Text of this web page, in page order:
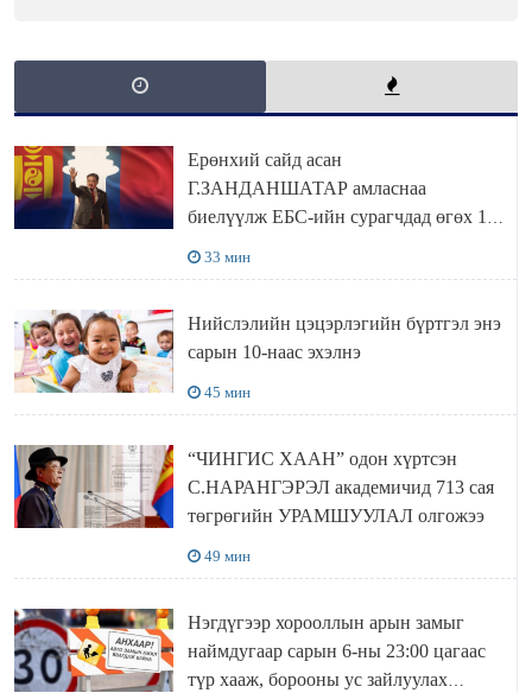
Ерөнхий сайд асан
Г.ЗАНДАНШАТАР амласнаа
биелүүлж ЕБС-ийн сурагчдад өгөх 10.
33 мин
Нийслэлийн цэцэрлэгийн бүртгэл энэ
сарын 10-наас эхэлнэ
45 мин
“ЧИНГИС ХААН” одон хүртсэн
С.НАРАНГЭРЭЛ академичид 713 сая
төгрөгийн УРАМШУУЛАЛ олгожээ
49 мин
Нэгдүгээр хорооллын арын замыг
наймдугаар сарын 6-ны 23:00 цагаас
түр хааж, борооны ус зайлуулах